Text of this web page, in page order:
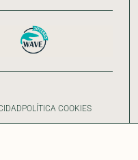
POLÍTICA COOKIES